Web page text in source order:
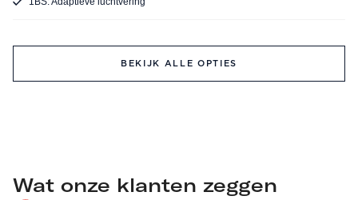
BEKIJK ALLE OPTIES
Wat onze klanten zeggen